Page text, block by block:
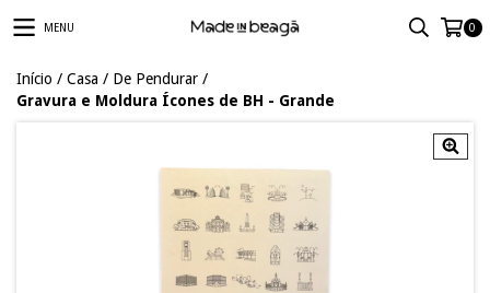
MENU 0
Início / Casa / De Pendurar /
Gravura e Moldura Ícones de BH - Grande